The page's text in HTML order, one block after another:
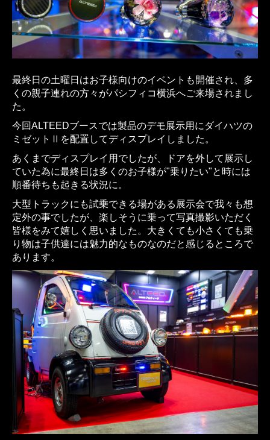
最終日の土曜日はお子様向けのイベントも開催され、多
くの親子連れの方々がパシフィコ横浜へご来場されまし
た。
今回ALTEEDブースでは製品のデモ展示用にダイハツの
ミゼットⅡを配置してディスプレイしました。
あくまでディスプレイ用でしたが、ドアを外して展示し
ていた為に最終日は多くのお子様が"乗りたい"と時には
順番待ちも起きる状況に。
大型トラックにも試乗できる場がある展示会で我々も想
定外の事でしたが、楽しそうに乗って写真撮影いただく
皆様をみて嬉しく思いました。大きくても小さくても乗
り物は子供達には魅力的なものなのだと感じるところで
あります。